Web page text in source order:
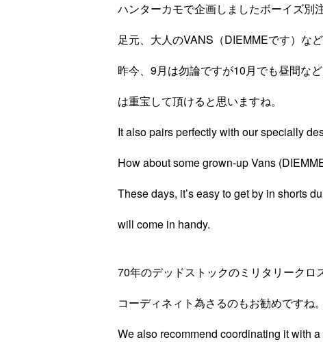
ハンターカモで企画しましたボーイズ別
足元、大人のVANS（DIEMMEです）な
昨今、9月は勿論ですが10月でも昼間な
は重宝して頂けると思いますね。
It also pairs perfectly with our specially
How about some grown-up Vans
These days, it’s easy to get by in shorts
will come in handy.
70年のデッドストックのミリタリーク
コーディネィト為さるのもお勧めですね。
We also recommend coordinating it with